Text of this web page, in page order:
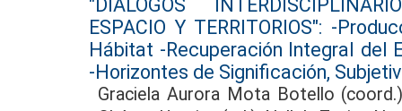
"DIÁLOGOS
ESPACIO Y TERRITORIOS": -
Hábitat -Recuperación Integral del
-Horizontes de Significación,
Graciela Aurora Mota Botello